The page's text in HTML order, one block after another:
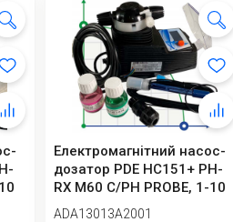
Електромагнітний насос-
дозатор PDE HC151+ PH-
RX M60 C/PH PROBE, 1-10
л/год , ...
ADA13013A2001